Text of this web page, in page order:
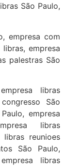
São Paulo,
empresa com
empresa
palestras São
libras
São
empresa
libras
libras reunioes
São Paulo,
libras